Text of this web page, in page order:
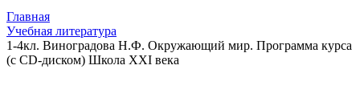
Главная
Учебная литература
1-4кл. Виноградова Н.Ф. Окружающий мир. Программа курса
(с CD-диском) Школа XXI века